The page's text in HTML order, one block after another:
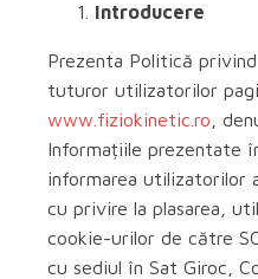
Introducere
Prezenta Politică
tuturor utilizatorilor
www.fiziokinetic.ro ,
Informațiile prezentate
informarea utilizatorilor
cu privire la plasarea,
cookie-urilor de către
cu sediul în Sat Giroc,